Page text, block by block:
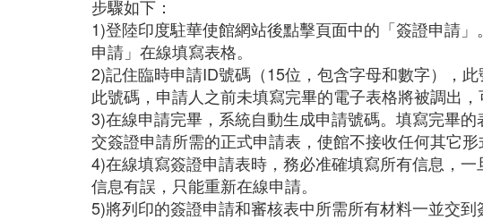
步驟如下：
1)登陸印度駐華使館網站後點擊頁面中的「簽證申請
申請」在線填寫表格。
2)記住臨時申請ID號碼（15位，包含字母和數字），
此號碼，申請人之前未填寫完畢的電子表格將被調出，
3)在線申請完畢，系統自動生成申請號碼。填寫完畢
交簽證申請所需的正式申請表，使館不接收任何其它形
4)在線填寫簽證申請表時，務必准確填寫所有信息，
信息有誤，只能重新在線申請。
5)將列印的簽證申請和審核表中所需所有材料一並交到